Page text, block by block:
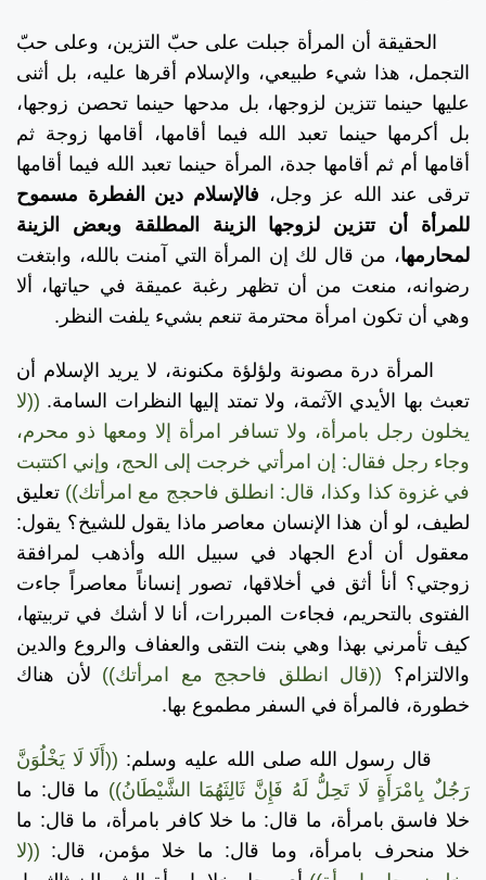
الحقيقة أن المرأة جبلت على حبّ التزين، وعلى حبّ
التجمل، هذا شيء طبيعي، والإسلام أقرها عليه، بل أثنى
عليها حينما تتزين لزوجها، بل مدحها حينما تحصن زوجها،
بل أكرمها حينما تعبد الله فيما أقامها، أقامها زوجة ثم
أقامها أم ثم أقامها جدة، المرأة حينما تعبد الله فيما أقامها
ترقى عند الله عز وجل، فالإسلام دين الفطرة مسموح
للمرأة أن تتزين لزوجها الزينة المطلقة وبعض الزينة
لمحارمها، من قال لك إن المرأة التي آمنت بالله، وابتغت
رضوانه، منعت من أن تظهر رغبة عميقة في حياتها، ألا
وهي أن تكون امرأة محترمة تنعم بشيء يلفت النظر.
المرأة درة مصونة ولؤلؤة مكنونة، لا يريد الإسلام أن
تعبث بها الأيدي الآثمة، ولا تمتد إليها النظرات السامة. ((لا
يخلون رجل بامرأة، ولا تسافر امرأة إلا ومعها ذو محرم،
وجاء رجل فقال: إن امرأتي خرجت إلى الحج، وإني اكتتبت
في غزوة كذا وكذا، قال: انطلق فاحجج مع امرأتك)) تعليق
لطيف، لو أن هذا الإنسان معاصر ماذا يقول للشيخ؟ يقول:
معقول أن أدع الجهاد في سبيل الله وأذهب لمرافقة
زوجتي؟ أنأ أثق في أخلاقها، تصور إنساناً معاصراً جاءت
الفتوى بالتحريم، فجاءت المبررات، أنا لا أشك في تربيتها،
كيف تأمرني بهذا وهي بنت التقى والعفاف والروع والدين
والالتزام؟ ((قال انطلق فاحجج مع امرأتك)) لأن هناك
خطورة، فالمرأة في السفر مطموع بها.
قال رسول الله صلى الله عليه وسلم: ((أَلَا لَا يَخْلُوَنَّ
رَجُلٌ بِامْرَأَةٍ لَا تَحِلُّ لَهُ فَإِنَّ ثَالِثَهُمَا الشَّيْطَانُ)) ما قال: ما
خلا فاسق بامرأة، ما قال: ما خلا كافر بامرأة، ما قال: ما
خلا منحرف بامرأة، وما قال: ما خلا مؤمن، قال: ((لا